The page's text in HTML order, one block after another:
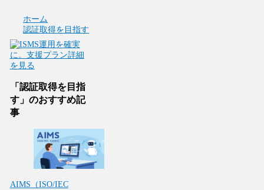
ホーム
認証取得を目指す
「認証取得を目指
す」のおすすめ記
事
AIMS（ISO/IEC